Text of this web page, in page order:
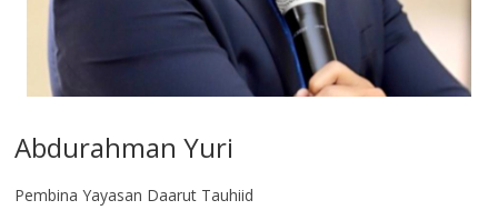
Abdurahman Yuri
Pembina Yayasan Daarut Tauhiid